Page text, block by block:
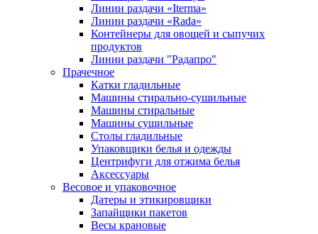
Линии раздачи «Iterma»
Линии раздачи «Rada»
Контейнеры для овощей и сыпучих
продуктов
Линии раздачи "Радапро"
Прачечное
Катки гладильные
Машины стирально-сушильные
Машины стиральные
Машины сушильные
Столы гладильные
Упаковщики белья и одежды
Центрифуги для отжима белья
Аксессуары
Весовое и упаковочное
Датеры и этикировщики
Запайщики пакетов
Весы крановые